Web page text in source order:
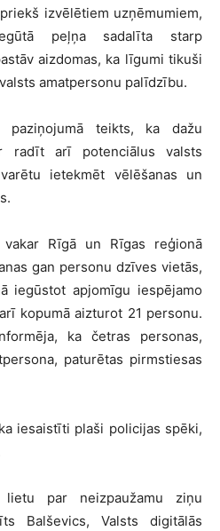
izvēlētiem uzņēmumiem,
peļņa sadalīta starp
aizdomas, ka līgumi tikuši
amatpersonu palīdzību.
paziņojumā teikts, ka dažu
radīt arī potenciālus valsts
ietekmēt vēlēšanas un
Rīgā un Rīgas reģionā
gan personu dzīves vietās,
iegūstot apjomīgu iespējamo
kopumā aizturot 21 personu.
ka četras personas,
paturētas pirmstiesas
iesaistīti plaši policijas spēki,
par neizpaužamu ziņu
Balševics, Valsts digitālās